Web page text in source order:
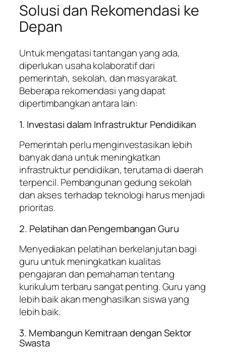
Solusi dan Rekomendasi ke
Depan
Untuk mengatasi tantangan yang ada,
diperlukan usaha kolaboratif dari
pemerintah, sekolah, dan masyarakat.
Beberapa rekomendasi yang dapat
dipertimbangkan antara lain:
1. Investasi dalam Infrastruktur Pendidikan
Pemerintah perlu menginvestasikan lebih
banyak dana untuk meningkatkan
infrastruktur pendidikan, terutama di daerah
terpencil. Pembangunan gedung sekolah
dan akses terhadap teknologi harus menjadi
prioritas.
2. Pelatihan dan Pengembangan Guru
Menyediakan pelatihan berkelanjutan bagi
guru untuk meningkatkan kualitas
pengajaran dan pemahaman tentang
kurikulum terbaru sangat penting. Guru yang
lebih baik akan menghasilkan siswa yang
lebih baik.
3. Membangun Kemitraan dengan Sektor
Swasta